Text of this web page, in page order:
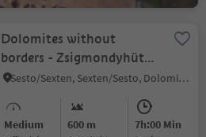
Dolomites without
borders - Zsigmondyhütte
hut - Rotwandwiesen
Sesto/Sexten, Sexten/Sesto, Dolomites Region 3 Zinnen
Medium 600 m 7h:00 Min